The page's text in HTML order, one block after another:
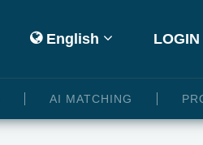
English LOGIN
AI MATCHING